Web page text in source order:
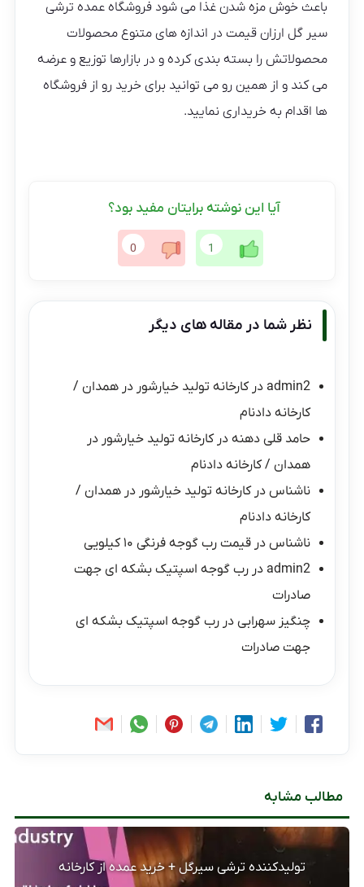
باعث خوش مزه شدن غذا می شود فروشگاه عمده ترشی
سیر گل ارزان قیمت در اندازه های متنوع محصولات
محصولاتش را بسته بندی کرده و در بازارها توزیع و عرضه
می کند و از همین رو می توانید برای خرید رو از فروشگاه
ها اقدام به خریداری نمایید.
آیا این نوشته برایتان مفید بود؟
1
0
نظر شما در مقاله های دیگر
admin2 درکارخانه تولید خیارشور در همدان /
کارخانه دادنام
حامد قلی دهنه درکارخانه تولید خیارشور در
همدان / کارخانه دادنام
ناشناس درکارخانه تولید خیارشور در همدان /
کارخانه دادنام
ناشناس درقیمت رب گوجه فرنگی ۱۰ کیلویی
admin2 دررب گوجه اسپتیک بشکه ای جهت
صادرات
چنگیز سهرابی دررب گوجه اسپتیک بشکه ای
جهت صادرات
مطالب مشابه
تولیدکننده ترشی سیرگل + خرید عمده از کارخانه